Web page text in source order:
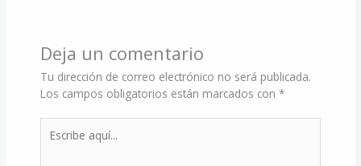
Deja un comentario
Tu dirección de correo electrónico no será publicada.
Los campos obligatorios están marcados con*
aquí...